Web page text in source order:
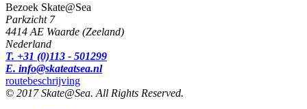
Bezoek Skate@Sea
Parkzicht 7
4414 AE Waarde (Zeeland)
Nederland
T. +31 (0)113 - 501299
E. info@skateatsea.nl
routebeschrijving
© 2017 Skate@Sea. All Rights Reserved.